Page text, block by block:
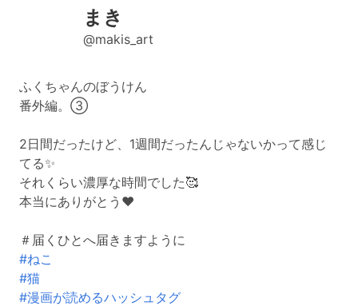
まき
@makis_art
ふくちゃんのぼうけん
番外編。③
2日間だったけど、1週間だったんじゃないかって感じ
てる✨
それくらい濃厚な時間でした🥰
本当にありがとう❤️
＃届くひとへ届きますように
#ねこ
#猫
#漫画が読めるハッシュタグ